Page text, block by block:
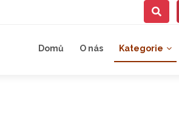
Domů O nás Kategorie